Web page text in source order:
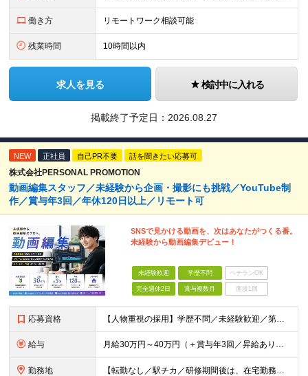
働き方 リモートワーク相談可能
残業時間 10時間以内
求人を見る 検討中に入れる
掲載終了予定日： 2026.08.27
NEW 正社員 自己PR不要 話を聞きたい応募可
株式会社PERSONAL PROMOTION
動画編集スタッフ／未経験から企画・撮影にも挑戦／YouTube制
作／賞与年3回／年休120日以上／リモート可
SNSで見かける動画を、次はあなたがつくる番。
未経験から動画編集デビュー！
未経験歓迎 学歴不問 ベテランOK
完全週休2日 賞与複数月 面接1回
応募資格 【人物重視の採用】学歴不問／未経験歓迎／第二新卒歓迎 「動画編集を仕事にしてみたい！」 「YouTubeやTikTokが好き！」 「クリエイティブな仕事に挑戦したい！」 そんな想いがあれば、経験や
給与 月給30万円～40万円（＋賞与年3回／昇給あり） 【固定残業代について】 なし（残業代は、実際の労働時間に応じて別途全額支給）
勤務地 【転勤なし／駅チカ／研修期間後は、在宅勤務可能】 本社：東京都渋谷区代々木1-30-15 天翔代々木ビル5階 ★過去入社した先輩方の前職をご紹介（経験職種不問です）★ 一般職、秘書、総務、経理